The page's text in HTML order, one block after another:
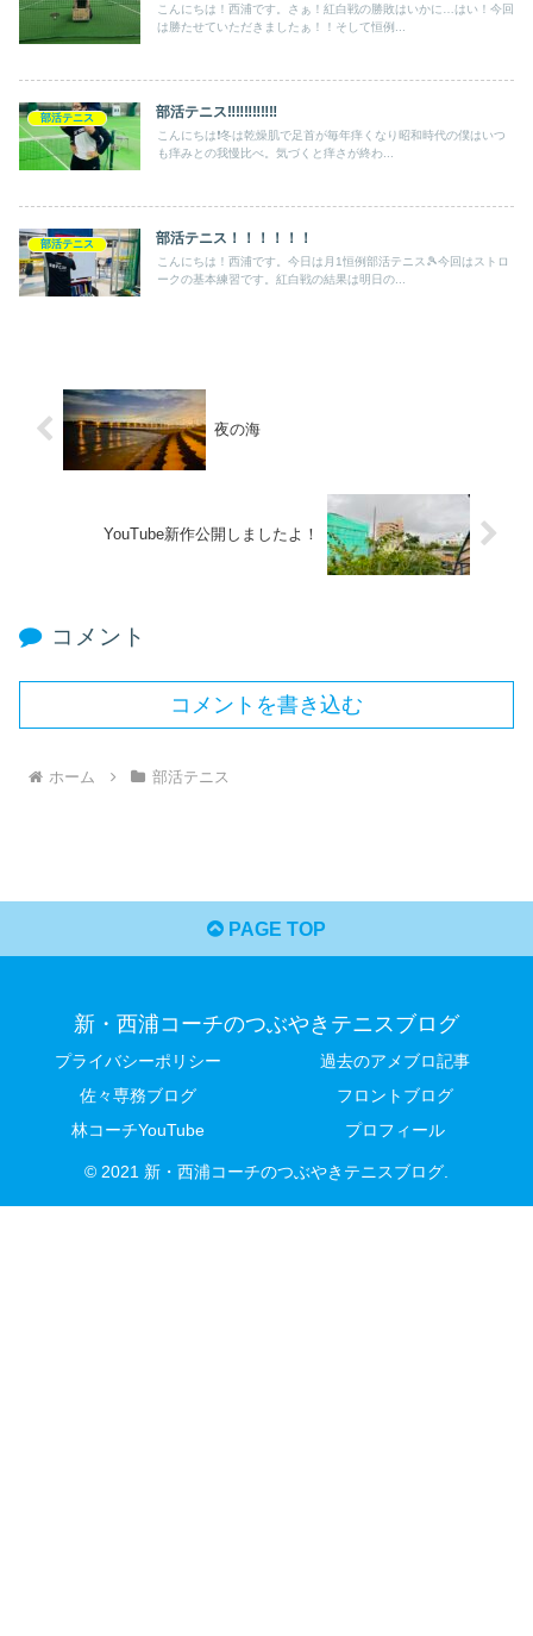
こんにちは！西浦です。さぁ！紅白戦の勝敗はいかに…はい！今回
は勝たせていただきましたぁ！！そして恒例...
部活テニス 部活テニス‼︎‼︎‼︎‼︎‼︎‼︎
こんにちは❗️冬は乾燥肌で足首が毎年痒くなり昭和時代の僕はいつ
も痒みとの我慢比べ。気づくと痒さが終わ...
部活テニス 部活テニス！！！！！！
こんにちは！西浦です。今日は月1恒例部活テニス🎾今回はストロ
ークの基本練習です。紅白戦の結果は明日の...
夜の海
YouTube新作公開しましたよ！
コメント
コメントを書き込む
ホーム 部活テニス
PAGE TOP
新・西浦コーチのつぶやきテニスブログ
プライバシーポリシー
過去のアメブロ記事
佐々専務ブログ
フロントブログ
林コーチYouTube
プロフィール
© 2021 新・西浦コーチのつぶやきテニスブログ.